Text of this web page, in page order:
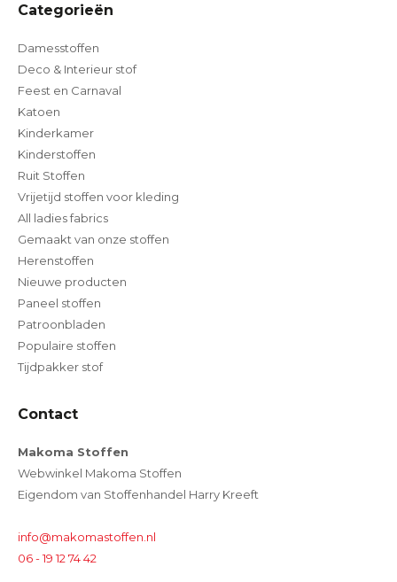
Categorieën
Damesstoffen
Deco & Interieur stof
Feest en Carnaval
Katoen
Kinderkamer
Kinderstoffen
Ruit Stoffen
Vrijetijd stoffen voor kleding
All ladies fabrics
Gemaakt van onze stoffen
Herenstoffen
Nieuwe producten
Paneel stoffen
Patroonbladen
Populaire stoffen
Tijdpakker stof
Contact
Makoma Stoffen
Webwinkel Makoma Stoffen
Eigendom van Stoffenhandel Harry Kreeft
info@makomastoffen.nl
06 - 19 12 74 42